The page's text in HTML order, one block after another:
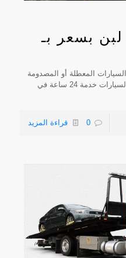
بسعر بـ
المعطلة أو المصدومة
يتوفر ستحات هيدروليك وعادي لنقل السيارات خدمة 24 ساعة في
0 قراءة المزيد